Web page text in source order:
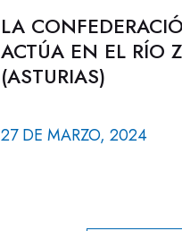
LA
ACTÚA EN EL RÍO
(ASTURIAS)
27 DE MARZO, 2024